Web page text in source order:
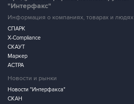
"Интерфакс"
Информация о компаниях, товарах и людях
СПАРК
X-Compliance
СКАУТ
Маркер
АСТРА
Новости и рынки
Новости "Интерфакса"
СКАН